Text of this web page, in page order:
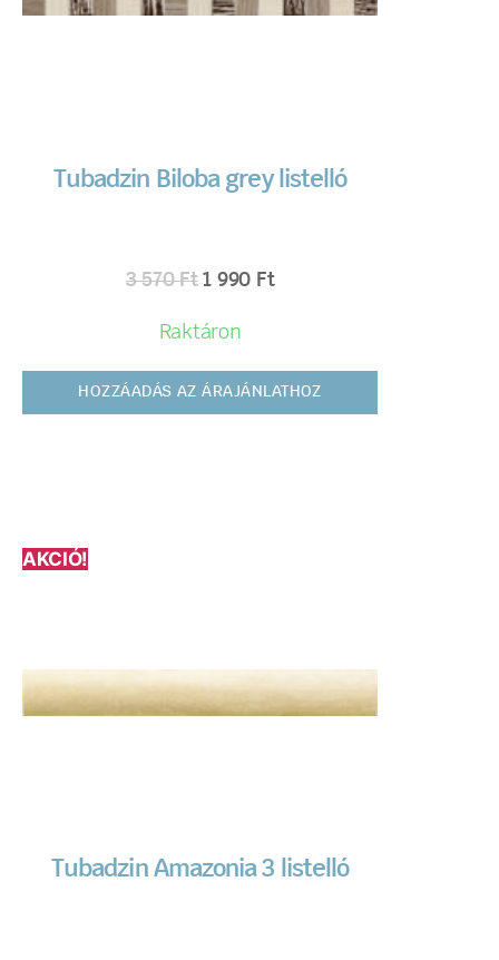
Tubadzin Biloba grey listelló
3 570Ft 1 990 Ft
Raktáron
HOZZÁADÁS AZ ÁRAJÁNLATHOZ
AKCIÓ!
Tubadzin Amazonia 3 listelló